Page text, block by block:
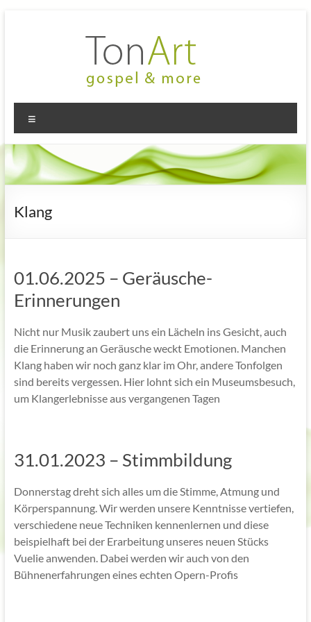
TonArt
–
gospel
&
more
Mein Chor
in
Hannover-
Linden
Klang
01.06.2025 – Geräusche-
Erinnerungen
Nicht nur Musik zaubert uns ein Lächeln ins Gesicht, auch
die Erinnerung an Geräusche weckt Emotionen. Manchen
Klang haben wir noch ganz klar im Ohr, andere Tonfolgen
sind bereits vergessen. Hier lohnt sich ein Museumsbesuch,
um Klangerlebnisse aus vergangenen Tagen
31.01.2023 – Stimmbildung
Donnerstag dreht sich alles um die Stimme, Atmung und
Körperspannung. Wir werden unsere Kenntnisse vertiefen,
verschiedene neue Techniken kennenlernen und diese
beispielhaft bei der Erarbeitung unseres neuen Stücks
Vuelie anwenden. Dabei werden wir auch von den
Bühnenerfahrungen eines echten Opern-Profis